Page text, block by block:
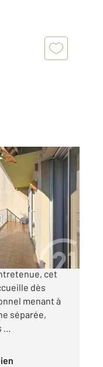
une
cet
dès
menant à
séparée,
...